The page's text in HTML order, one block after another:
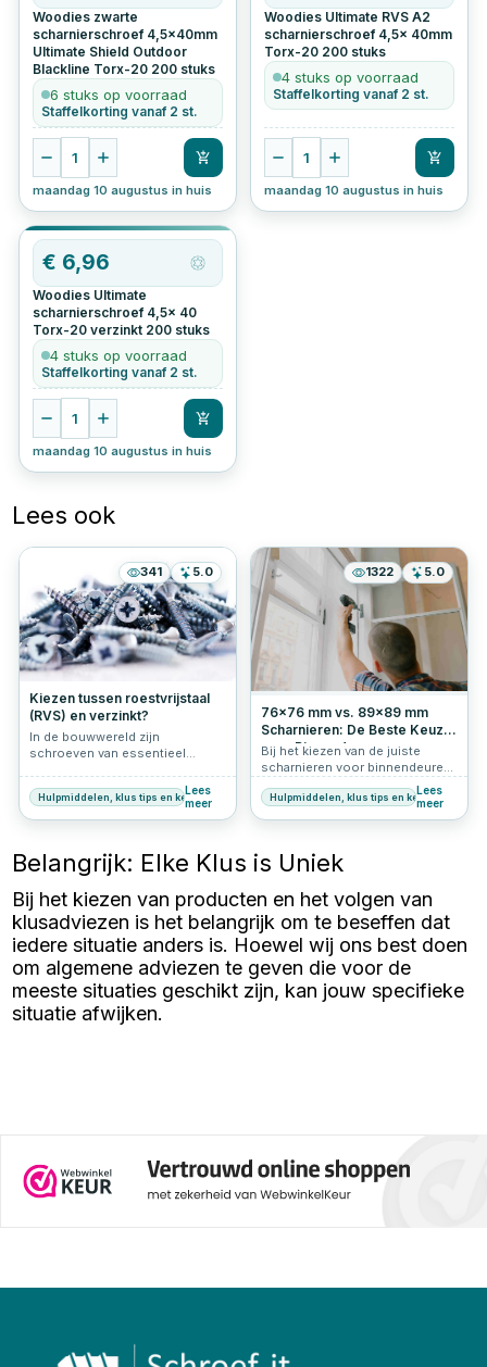
Woodies zwarte
scharnierschroef 4,5x40mm
Ultimate Shield Outdoor
Blackline Torx-20 200 stuks
6 stuks op voorraad
Staffelkorting vanaf 2 st.
1
maandag 10 augustus in huis
Woodies Ultimate RVS A2
scharnierschroef 4,5x 40mm
Torx-20 200 stuks
4 stuks op voorraad
Staffelkorting vanaf 2 st.
1
maandag 10 augustus in huis
€ 6,96
Woodies Ultimate
scharnierschroef 4,5x 40
Torx-20 verzinkt 200 stuks
4 stuks op voorraad
Staffelkorting vanaf 2 st.
1
maandag 10 augustus in huis
Lees ook
341 5.0
Kiezen tussen roestvrijstaal
(RVS) en verzinkt?
In de bouwwereld zijn
schroeven van essentieel
verbindingen. Ontdek in dit
artikel welke factoren bepalen of
je het best voor roestvrijstalen
kiezen, afhankelijk van je
projectbehoeften.
Hulpmiddelen, klus tips en keuzehulp
Lees
meer
1322 5.0
76x76 mm vs. 89x89 mm
Scharnieren: De Beste Keuze
voor Binnendeuren
Bij het kiezen van de juiste
scharnieren voor binnendeuren
is de maat van cruciaal belang.
Twee veel voorkomende maten
zijn 76x76 mm en 89x89 mm
scharnieren, zodat je de beste
project.
Hulpmiddelen, klus tips en keuzehulp
Lees
meer
Belangrijk: Elke Klus is Uniek
Bij het kiezen van producten en het volgen van
klusadviezen is het belangrijk om te beseffen dat
iedere situatie anders is. Hoewel wij ons best doen
om algemene adviezen te geven die voor de
meeste situaties geschikt zijn, kan jouw specifieke
situatie afwijken.